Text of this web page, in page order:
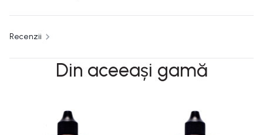
Recenzii
Din aceeași gamă